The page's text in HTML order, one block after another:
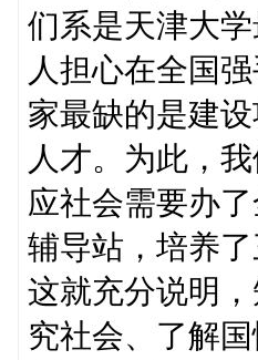
们系是天津大
人担心在全国
家最缺的是建
人才。为此，
应社会需要办
辅导站，培养
这就充分说明
究社会、了解